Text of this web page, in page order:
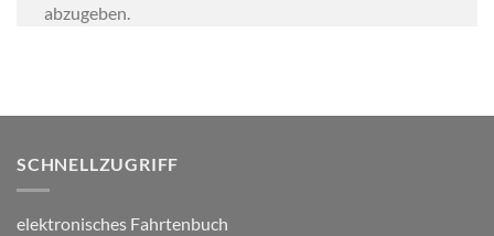
abzugeben.
SCHNELLZUGRIFF
elektronisches Fahrtenbuch